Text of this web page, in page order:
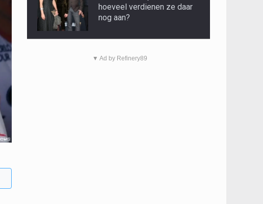
hoeveel verdienen ze daar
nog aan?
▼ Ad by Refinery89